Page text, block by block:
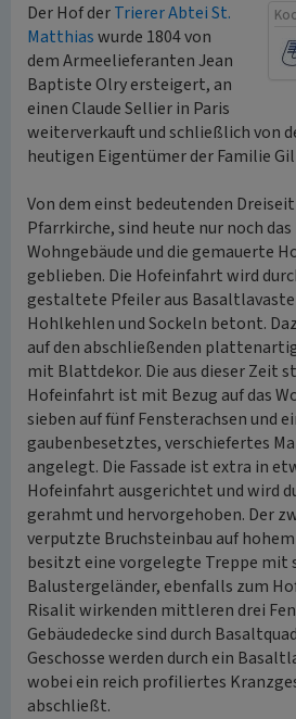
Der Hof derTrierer Abtei St.
Matthiaswurde 1804 von
dem Armeelieferanten Jean
Baptiste Olry ersteigert, an
einen Claude Sellier in Paris
weiterverkauft und schließlich von
heutigen Eigentümer der Familie
Von dem einst bedeutenden
Pfarrkirche, sind heute nur noch
Wohngebäude und die gemauerte
geblieben. Die Hofeinfahrt wird
gestaltete Pfeiler aus
Hohlkehlen und Sockeln betont.
auf den abschließenden
mit Blattdekor. Die aus dieser Zeit
Hofeinfahrt ist mit Bezug auf das
sieben auf fünf Fensterachsen und
gaubenbesetztes, verschiefertes
angelegt. Die Fassade ist extra in
Hofeinfahrt ausgerichtet und wird
gerahmt und hervorgehoben. Der
verputzte Bruchsteinbau auf
besitzt eine vorgelegte Treppe mit
Balustergeländer, ebenfalls zum
Risalit wirkenden mittleren drei
Gebäudedecke sind durch
Geschosse werden durch ein
wobei ein reich profiliertes
abschließt.